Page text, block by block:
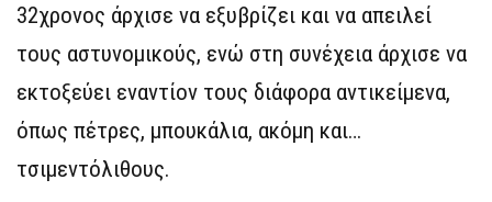
32χρονος άρχισε να εξυβρίζει και να απειλεί
τους αστυνομικούς, ενώ στη συνέχεια άρχισε να
εκτοξεύει εναντίον τους διάφορα αντικείμενα,
όπως πέτρες, μπουκάλια, ακόμη και…
τσιμεντόλιθους.